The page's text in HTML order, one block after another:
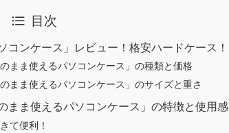
目次
コンケース」レビュー！格安ハードケース！
まま使えるパソコンケース」の種類と価格
まま使えるパソコンケース」のサイズと重さ
まま使えるパソコンケース」の特徴と使用感
て便利！